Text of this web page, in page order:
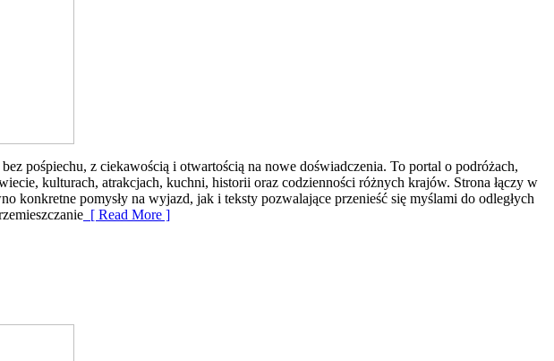
pośpiechu, z ciekawością i otwartością na nowe doświadczenia. To portal o podróżach,
kulturach, atrakcjach, kuchni, historii oraz codzienności różnych krajów. Strona łączy w
konkretne pomysły na wyjazd, jak i teksty pozwalające przenieść się myślami do odległych
[ Read More ]